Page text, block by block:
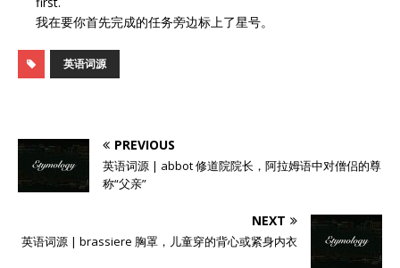
我在要你首先完成的任务旁边标上了星号。
英语词源
PREVIOUS
英语词源 | abbot 修道院院长，阿拉姆语中对僧侣的尊
称“父亲”
NEXT
英语词源 | brassiere 胸罩，儿童穿的背心或紧身内衣